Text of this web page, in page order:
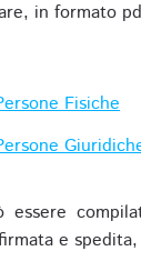
in formato
Fisiche
essere
e